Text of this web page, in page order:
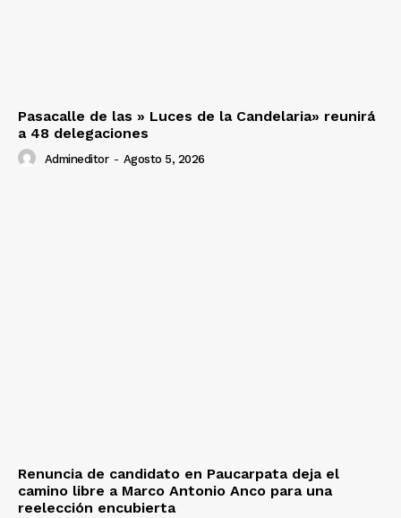
Pasacalle de las » Luces de la Candelaria» reunirá
a 48 delegaciones
Admineditor - Agosto 5, 2026
Renuncia de candidato en Paucarpata deja el
camino libre a Marco Antonio Anco para una
reelección encubierta